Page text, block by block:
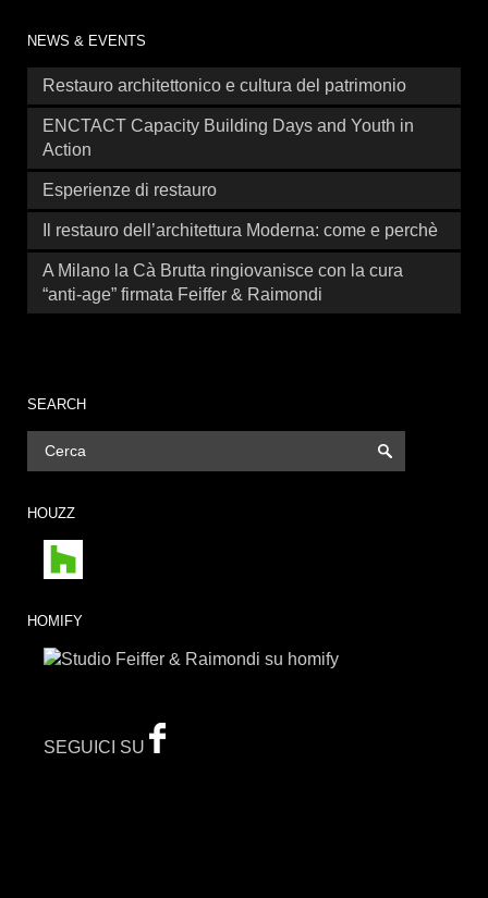
NEWS & EVENTS
Restauro architettonico e cultura del patrimonio
ENCTACT Capacity Building Days and Youth in
Action
Esperienze di restauro
Il restauro dell’architettura Moderna: come e perchè
A Milano la Cà Brutta ringiovanisce con la cura
“anti-age” firmata Feiffer & Raimondi
SEARCH
HOUZZ
HOMIFY
SEGUICI SU